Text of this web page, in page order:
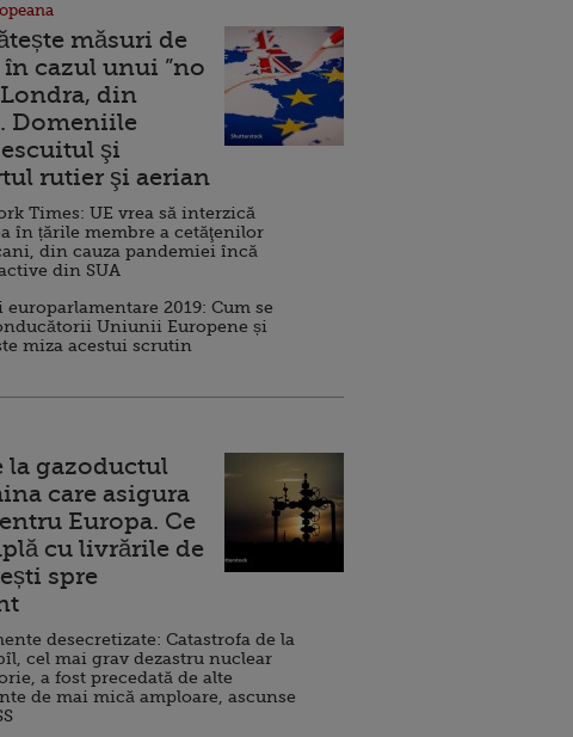
măsuri de
cazul unui ”no
Londra, din
Domeniile
şi
rutier şi aerian
Times: UE vrea să interzică
în țările membre a cetăţenilor
din cauza pandemiei încă
din SUA
europarlamentare 2019: Cum se
Uniunii Europene și
miza acestui scrutin
la gazoductul
care asigura
Europa. Ce
cu livrările de
spre
desecretizate: Catastrofa de la
cel mai grav dezastru nuclear
a fost precedată de alte
de mai mică amploare, ascunse